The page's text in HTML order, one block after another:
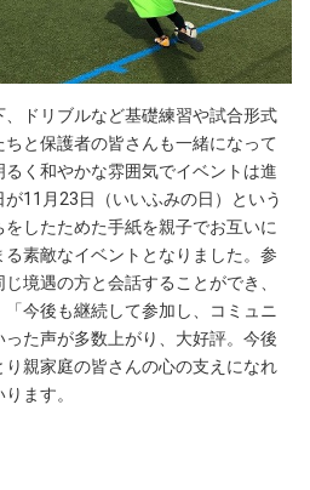
ドリブルなど基礎練習や試合形式
と保護者の皆さんも一緒になって
く和やかな雰囲気でイベントは進
11月23日（いいふみの日）という
したためた手紙を親子でお互いに
素敵なイベントとなりました。参
境遇の方と会話することができ、
今後も継続して参加し、コミュニ
た声が多数上がり、大好評。今後
親家庭の皆さんの心の支えになれ
ます。